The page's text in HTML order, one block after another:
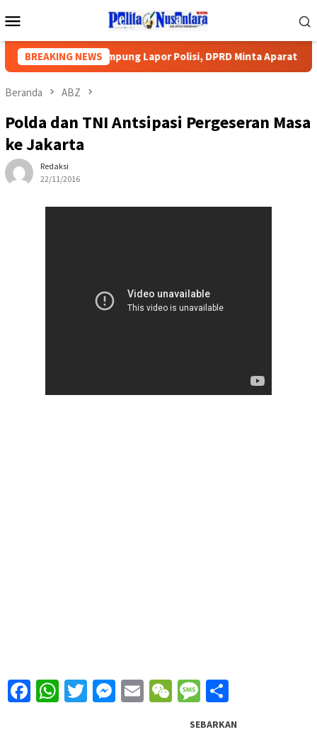
ke
Mobile
BREAKING NEWS
PWI Lampung Lapor Polisi, DPRD Minta Aparat
Beranda ABZ
Polda dan TNI Antsipasi Pergeseran Masa
ke Jakarta
Redaksi
22/11/2016
Facebook
WhatsApp
Twitter
Messenger
EmailWeChatMessage
SEBARKAN